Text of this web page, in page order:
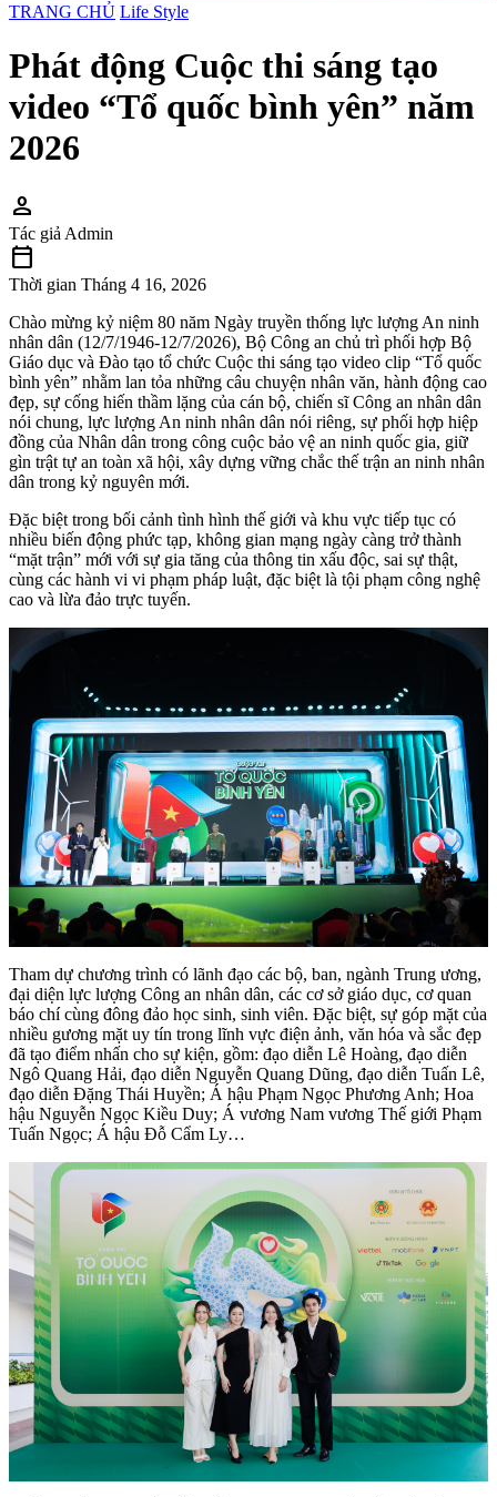
TRANG CHỦ Life Style
Phát động Cuộc thi sáng tạo
video “Tổ quốc bình yên” năm
2026
person
Tác giả Admin
calendar_today
Thời gian Tháng 4 16, 2026
Chào mừng kỷ niệm 80 năm Ngày truyền thống lực lượng An ninh
nhân dân (12/7/1946-12/7/2026), Bộ Công an chủ trì phối hợp Bộ
Giáo dục và Đào tạo tổ chức Cuộc thi sáng tạo video clip “Tổ quốc
bình yên” nhằm lan tỏa những câu chuyện nhân văn, hành động cao
đẹp, sự cống hiến thầm lặng của cán bộ, chiến sĩ Công an nhân dân
nói chung, lực lượng An ninh nhân dân nói riêng, sự phối hợp hiệp
đồng của Nhân dân trong công cuộc bảo vệ an ninh quốc gia, giữ
gìn trật tự an toàn xã hội, xây dựng vững chắc thế trận an ninh nhân
dân trong kỷ nguyên mới.
Đặc biệt trong bối cảnh tình hình thế giới và khu vực tiếp tục có
nhiều biến động phức tạp, không gian mạng ngày càng trở thành
“mặt trận” mới với sự gia tăng của thông tin xấu độc, sai sự thật,
cùng các hành vi vi phạm pháp luật, đặc biệt là tội phạm công nghệ
cao và lừa đảo trực tuyến.
Tham dự chương trình có lãnh đạo các bộ, ban, ngành Trung ương,
đại diện lực lượng Công an nhân dân, các cơ sở giáo dục, cơ quan
báo chí cùng đông đảo học sinh, sinh viên. Đặc biệt, sự góp mặt của
nhiều gương mặt uy tín trong lĩnh vực điện ảnh, văn hóa và sắc đẹp
đã tạo điểm nhấn cho sự kiện, gồm: đạo diễn Lê Hoàng, đạo diễn
Ngô Quang Hải, đạo diễn Nguyễn Quang Dũng, đạo diễn Tuấn Lê,
đạo diễn Đặng Thái Huyền; Á hậu Phạm Ngọc Phương Anh; Hoa
hậu Nguyễn Ngọc Kiều Duy; Á vương Nam vương Thế giới Phạm
Tuấn Ngọc; Á hậu Đỗ Cẩm Ly…